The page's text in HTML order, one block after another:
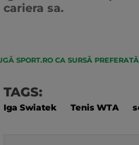
cariera sa.
SPORT.RO CA SURSĂ PREFERATĂ
TAGS:
Iga Swiatek Tenis WTA